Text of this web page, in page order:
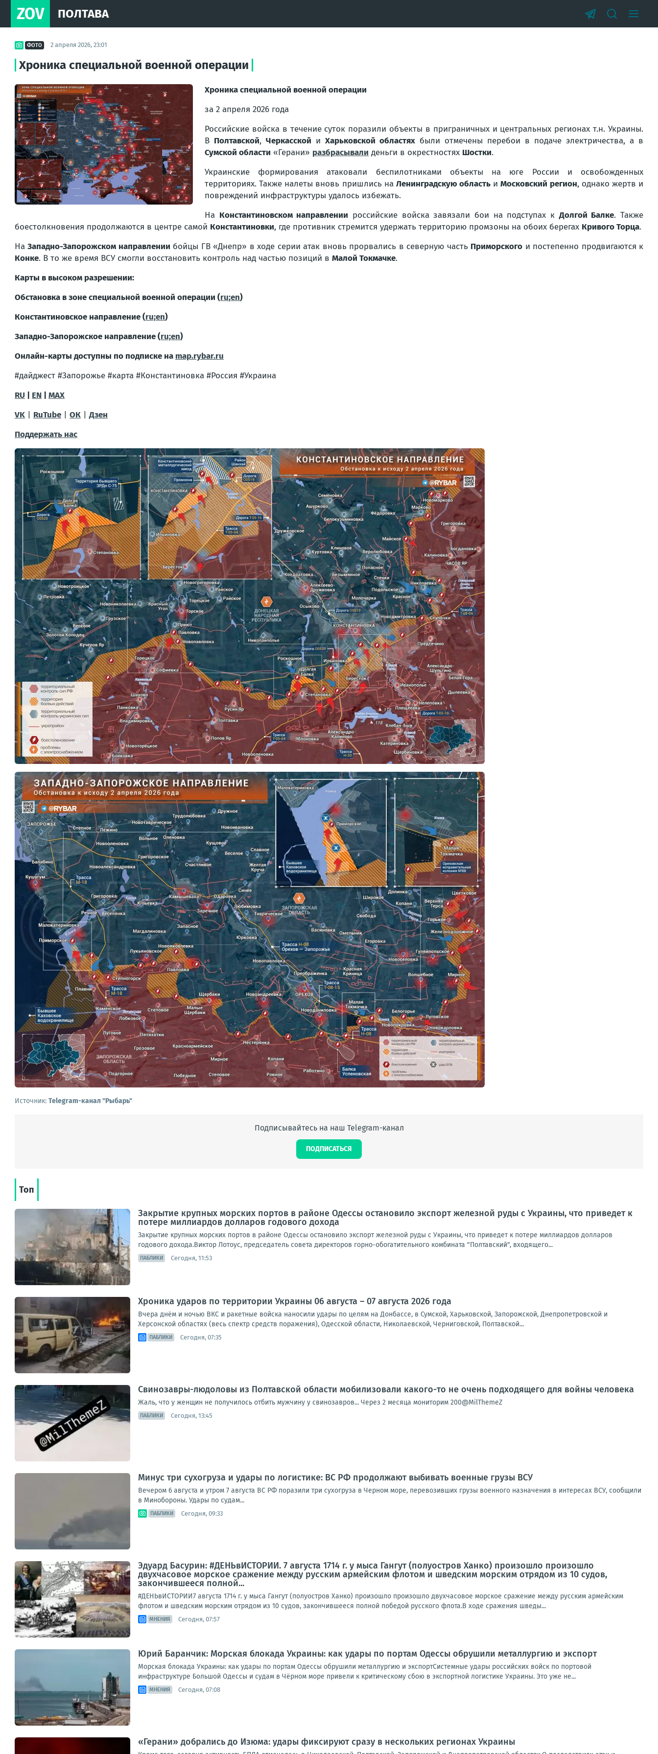
ZOV ПОЛТАВА
ФОТО 2 апреля 2026, 23:01
Хроника специальной военной операции
Хроника специальной военной операции
за 2 апреля 2026 года
Российские войска в течение суток поразили объекты в приграничных и центральных регионах т.н. Украины.
В Полтавской, Черкасской и Харьковской областях были отмечены перебои в подаче электричества, а в
Сумской области «Герани» разбрасывали деньги в окрестностях Шостки.
Украинские формирования атаковали беспилотниками объекты на юге России и освобожденных
территориях. Также налеты вновь пришлись на Ленинградскую область иМосковский регион, однако жертв и
повреждений инфраструктуры удалось избежать.
На Константиновском направлении российские войска завязали бои на подступах кДолгой Балке. Также
боестолкновения продолжаются в центре самой Константиновки, где противник стремится удержать территорию промзоны на обоих берегах Кривого Торца.
НаЗападно-Запорожском направлении бойцы ГВ «Днепр» в ходе серии атак вновь прорвались в северную часть Приморского и постепенно продвигаются к
Конке. В то же время ВСУ смогли восстановить контроль над частью позиций в Малой Токмачке.
Карты в высоком разрешении:
Обстановка в зоне специальной военной операции (ru;en)
Константиновское направление (ru;en)
Западно-Запорожское направление (ru;en)
Онлайн-карты доступны по подписке на map.rybar.ru
#дайджест #Запорожье #карта #Константиновка #Россия #Украина
RU
EN
MAX
VK
RuTube ОК |Дзен
Поддержать нас
Источник: Telegram-канал "Рыбарь"
Подписывайтесь на наш Telegram-канал
ПОДПИСАТЬСЯ
Топ
Закрытие крупных морских портов в районе Одессы остановило экспорт железной руды с Украины, что приведет к
потере миллиардов долларов годового дохода
Закрытие крупных морских портов в районе Одессы остановило экспорт железной руды с Украины, что приведет к потере миллиардов долларов
годового дохода.Виктор Лотоус, председатель совета директоров горно-обогатительного комбината "Полтавский", входящего...
ПАБЛИКИ Сегодня, 11:53
Хроника ударов по территории Украины 06 августа – 07 августа 2026 года
Вчера днём и ночью ВКС и ракетные войска наносили удары по целям на Донбассе, в Сумской, Харьковской, Запорожской, Днепропетровской и
Херсонской областях (весь спектр средств поражения), Одесской области, Николаевской, Черниговской, Полтавской...
ПАБЛИКИ Сегодня, 07:35
Свинозавры-людоловы из Полтавской области мобилизовали какого-то не очень подходящего для войны человека
Жаль, что у женщин не получилось отбить мужчину у свинозавров... Через 2 месяца мониторим 200@MilThemeZ
ПАБЛИКИ Сегодня, 13:45
Минус три сухогруза и удары по логистике: ВС РФ продолжают выбивать военные грузы ВСУ
Вечером 6 августа и утром 7 августа ВС РФ поразили три сухогруза в Черном море, перевозивших грузы военного назначения в интересах ВСУ, сообщили
в Минобороны. Удары по судам...
ПАБЛИКИ Сегодня, 09:33
Эдуард Басурин: #ДЕНЬвИСТОРИИ. 7 августа 1714 г. у мыса Гангут (полуостров Ханко) произошло произошло
двухчасовое морское сражение между русским армейским флотом и шведским морским отрядом из 10 судов,
закончившееся полной...
#ДЕНЬвИСТОРИИ7 августа 1714 г. у мыса Гангут (полуостров Ханко) произошло произошло двухчасовое морское сражение между русским армейским
флотом и шведским морским отрядом из 10 судов, закончившееся полной победой русского флота.В ходе сражения шведы...
МНЕНИЯ Сегодня, 07:57
Юрий Баранчик: Морская блокада Украины: как удары по портам Одессы обрушили металлургию и экспорт
Морская блокада Украины: как удары по портам Одессы обрушили металлургию и экспортСистемные удары российских войск по портовой
инфраструктуре Большой Одессы и судам в Чёрном море привели к критическому сбою в экспортной логистике Украины. Это уже не...
МНЕНИЯ Сегодня, 07:08
«Герани» добрались до Изюма: удары фиксируют сразу в нескольких регионах Украины